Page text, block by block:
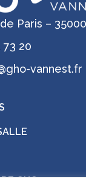
Paris –
73 20
vannest.fr